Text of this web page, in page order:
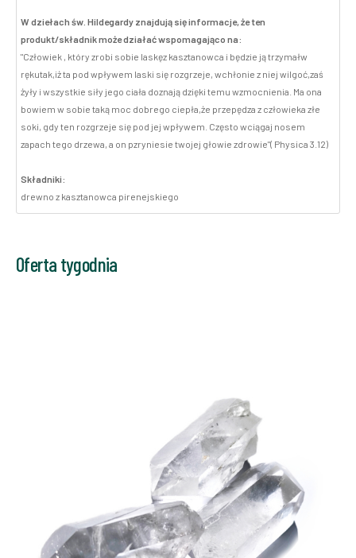
W dziełach św. Hildegardy znajdują się informacje, że ten
produkt/składnik może działać wspomagająco na:
"Człowiek , który zrobi sobie laskęz kasztanowca i będzie ją trzymałw
rękutak,iż ta pod wpływem laski się rozgrzeje, wchłonie z niej wilgoć,zaś
żyły i wszystkie siły jego ciała doznają dzięki temu wzmocnienia. Ma ona
bowiem w sobie taką moc dobrego ciepła,że przepędza z człowieka złe
soki, gdy ten rozgrzeje się pod jej wpływem. Często wciągaj nosem
zapach tego drzewa, a on pzryniesie twojej głowie zdrowie"( Physica 3.12)
Składniki:
drewno z kasztanowca pirenejskiego
Oferta tygodnia